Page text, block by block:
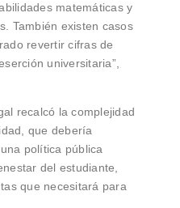
matemáticas y
También existen casos
revertir cifras de
universitaria”,
recalcó la complejidad
que debería
política pública
del estudiante,
que necesitará para